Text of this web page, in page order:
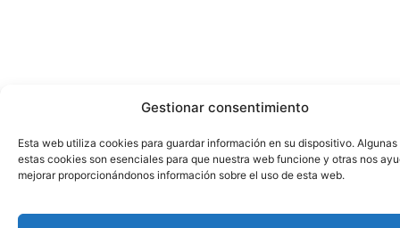
Gestionar consentimiento
Esta web utiliza cookies para guardar información en su dispositivo. Algunas
estas cookies son esenciales para que nuestra web funcione y otras nos
mejorar proporcionándonos información sobre el uso de esta web.